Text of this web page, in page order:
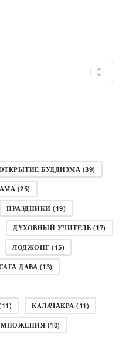
БУДДИЗМА (39)
(25)
ПРАЗДНИКИ (19)
ДУХОВНЫЙ УЧИТЕЛЬ (17)
ЛОДЖОНГ (15)
ДАВА (13)
КАЛАЧАКРА (11)
(10)